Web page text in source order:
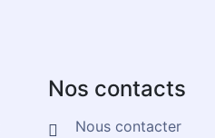
Nos contacts
Nous contacter